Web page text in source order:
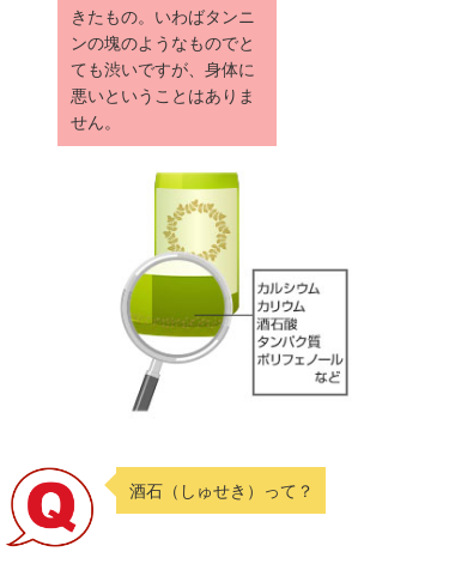
きたもの。いわばタンニ
ンの塊のようなものでと
ても渋いですが、身体に
悪いということはありま
せん。
酒石（しゅせき）って？